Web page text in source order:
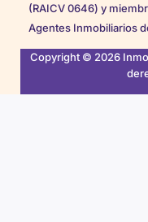
(RAICV 0646) y
Agentes Inmobiliarios
Copyright © 2026